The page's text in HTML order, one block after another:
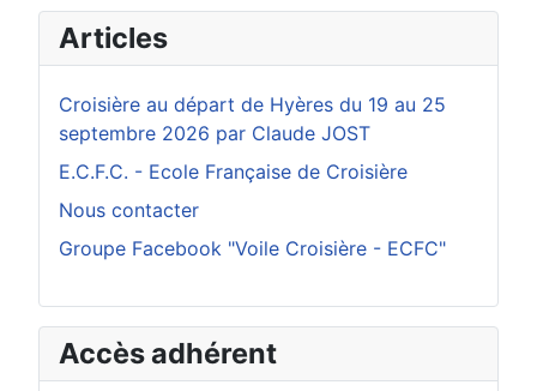
Articles
Croisière au départ de Hyères du 19 au 25
septembre 2026 par Claude JOST
E.C.F.C. - Ecole Française de Croisière
Nous contacter
Groupe Facebook "Voile Croisière - ECFC"
Accès adhérent